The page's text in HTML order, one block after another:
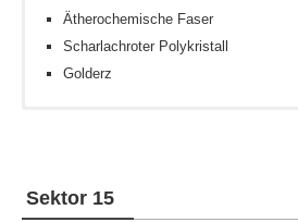
Ätherochemische Faser
Scharlachroter Polykristall
Golderz
Hellseher IV
Sektor 15